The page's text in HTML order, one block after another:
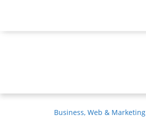
Business, Web & Marketing